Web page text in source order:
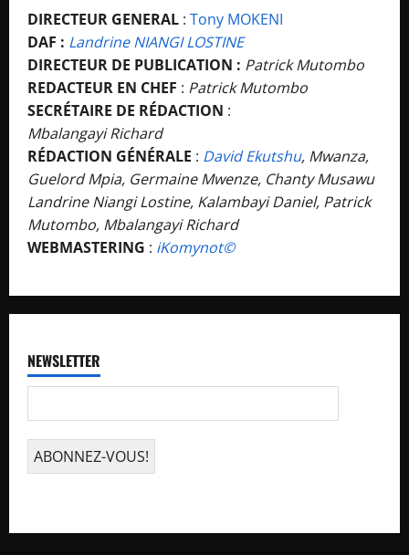
DIRECTEUR GENERAL : Tony MOKENI
DAF : Landrine NIANGI LOSTINE
DIRECTEUR DE PUBLICATION : Patrick Mutombo
REDACTEUR EN CHEF : Patrick Mutombo
SECRÉTAIRE DE RÉDACTION :
Mbalangayi Richard
RÉDACTION GÉNÉRALE : David Ekutshu, Mwanza,
Guelord Mpia, Germaine Mwenze, Chanty Musawu
Landrine Niangi Lostine, Kalambayi Daniel, Patrick
Mutombo, Mbalangayi Richard
WEBMASTERING : iKomynot©️
NEWSLETTER